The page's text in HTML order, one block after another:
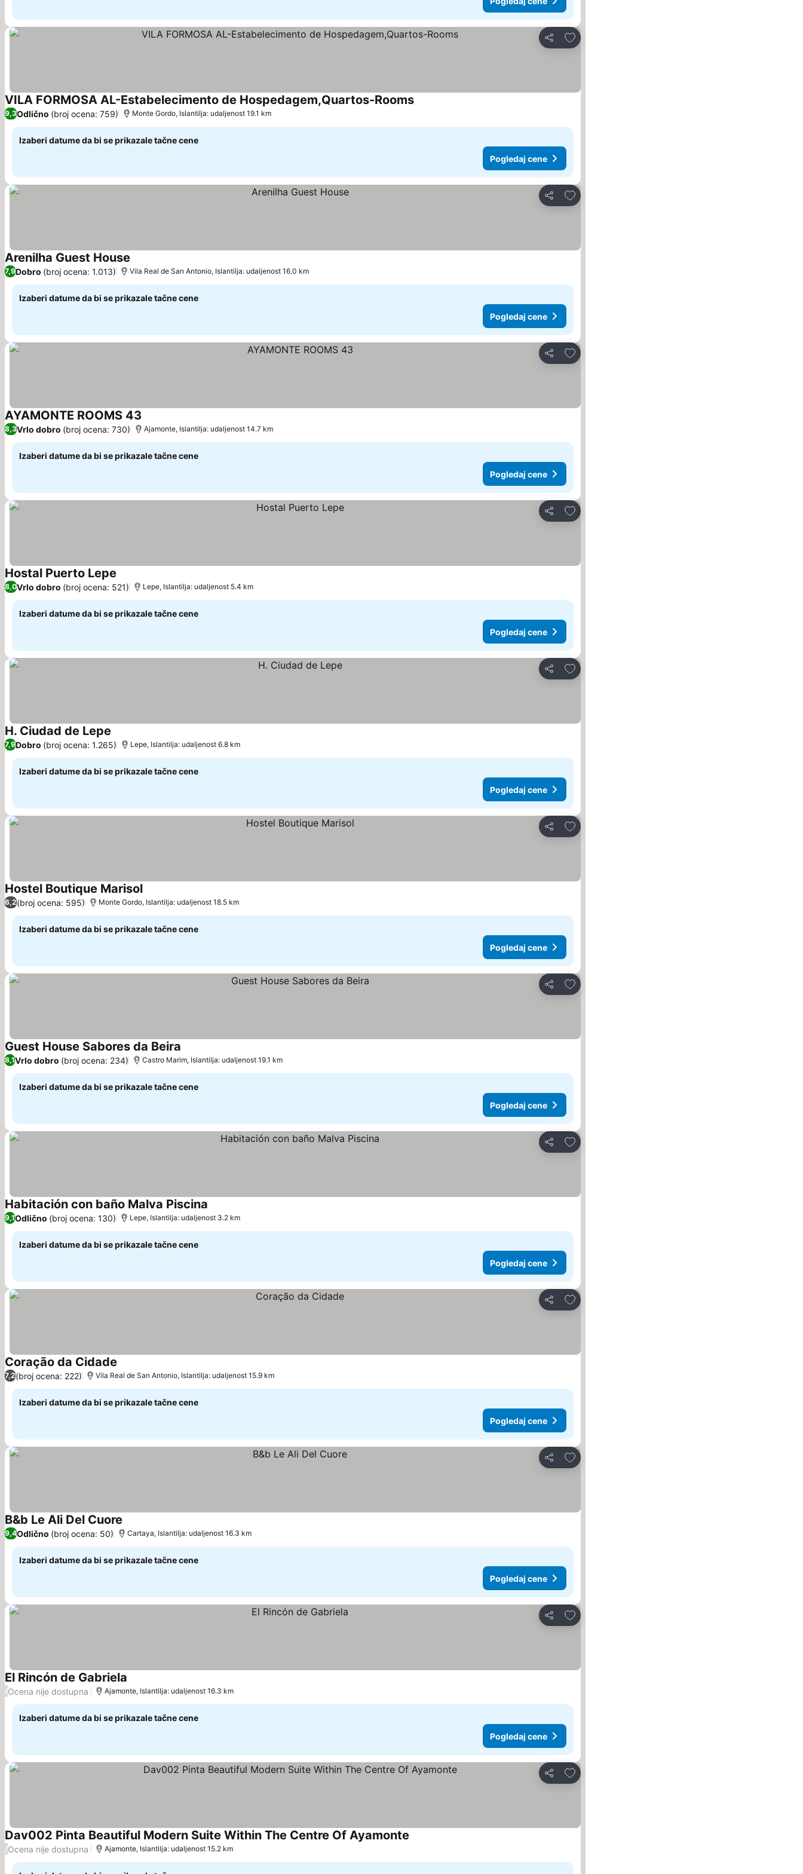
Deli
Dodati u favorite
VILA FORMOSA AL-Estabelecimento de Hospedagem,Quartos-RoomsPogledaj cene
9,3Odlično (broj ocena: 759) Monte Gordo, Islantilja: udaljenost 19.1 km
Izaberi datume da bi se prikazale tačne cene
Pogledaj cene
Deli
Dodati u favorite
Arenilha Guest House
7,9Dobro (broj ocena: 1.013) Vila Real de San Antonio, Islantilja: udaljenost 16.0 km
Izaberi datume da bi se prikazale tačne cene
Pogledaj cene
Deli
Dodati u favorite
AYAMONTE ROOMS 43
8,3Vrlo dobro (broj ocena: 730) Ajamonte, Islantilja: udaljenost 14.7 km
Izaberi datume da bi se prikazale tačne cene
Pogledaj cene
Deli
Dodati u favorite
Hostal Puerto Lepe Pogledaj cene
8,0Vrlo dobro (broj ocena: 521) Lepe, Islantilja: udaljenost 5.4 km
Izaberi datume da bi se prikazale tačne cene
Pogledaj cene
Deli
Dodati u favorite
H. Ciudad de Lepe Pogledaj cene
7,9Dobro (broj ocena: 1.265) Lepe, Islantilja: udaljenost 6.8 km
Izaberi datume da bi se prikazale tačne cene
Pogledaj cene
Deli
Dodati u favorite
Hostel Boutique MarisolPogledaj cene
6,2(broj ocena: 595) Monte Gordo, Islantilja: udaljenost 18.5 km
Izaberi datume da bi se prikazale tačne cene
Pogledaj cene
Deli
Dodati u favorite
Guest House Sabores da Beira
8,1Vrlo dobro (broj ocena: 234) Castro Marim, Islantilja: udaljenost 19.1 km
Izaberi datume da bi se prikazale tačne cene
Pogledaj cene
Deli
Dodati u favorite
Habitación con baño Malva Piscina
9,1Odlično (broj ocena: 130) Lepe, Islantilja: udaljenost 3.2 km
Izaberi datume da bi se prikazale tačne cene
Pogledaj cene
Deli
Dodati u favorite
Coração da Cidade
7,2(broj ocena: 222) Vila Real de San Antonio, Islantilja: udaljenost 15.9 km
Izaberi datume da bi se prikazale tačne cene
Pogledaj cene
Deli
Dodati u favorite
B&b Le Ali Del CuorePogledaj cene
9,4Odlično (broj ocena: 50) Cartaya, Islantilja: udaljenost 16.3 km
Izaberi datume da bi se prikazale tačne cene
Pogledaj cene
Deli
Dodati u favorite
El Rincón de Gabriela
/Ocena nije dostupna Ajamonte, Islantilja: udaljenost 16.3 km
Izaberi datume da bi se prikazale tačne cene
Pogledaj cene
Deli
Dodati u favorite
Dav002 Pinta Beautiful Modern Suite Within The Centre Of Ayamonte
/Ocena nije dostupna Ajamonte, Islantilja: udaljenost 15.2 km